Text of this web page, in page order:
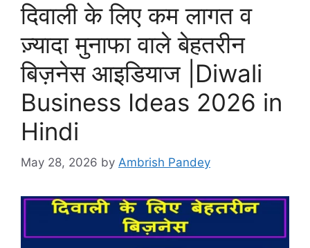
दिवाली के लिए कम लागत व
ज़्यादा मुनाफा वाले बेहतरीन
बिज़नेस आइडियाज |Diwali
Business Ideas 2026 in
Hindi
May 28, 2026 by Ambrish Pandey